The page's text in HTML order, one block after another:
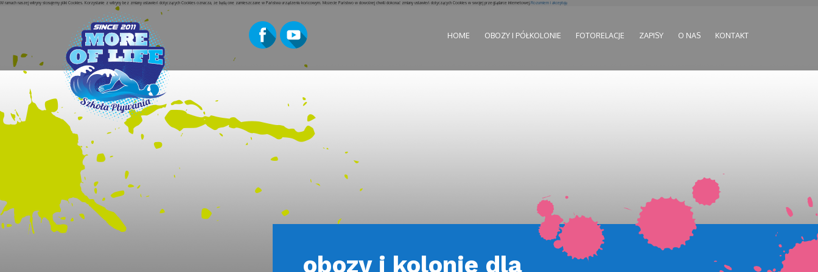
W ramach naszej witryny stosujemy pliki Cookies. Korzystanie z witryny bez zmiany ustawień dotyczących Cookies oznacza, że będą one zamieszczane w Państwa urządzeniu końcowym. Możecie Państwo w dowolnej chwili dokonać zmiany ustawień dotyczących Cookies w swojej przeglądarce internetowej. Rozumiem i akceptuję
HOME OBOZY I PÓŁKOLONIE FOTORELACJE ZAPISY O NAS KONTAKT
obozy i kolonie dla